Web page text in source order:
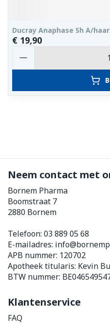
Ducray Anaphase Sh A/
€ 19,90
Neem contact met
Bornem Pharma
Boomstraat 7
2880 Bornem
Telefoon: 03 889 05 68
E-mailadres: info@
APB nummer: 120702
Apotheek titularis: Kevin
BTW nummer:
Klantenservice
FAQ